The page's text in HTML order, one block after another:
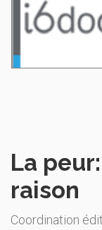
La
raison
Coordination